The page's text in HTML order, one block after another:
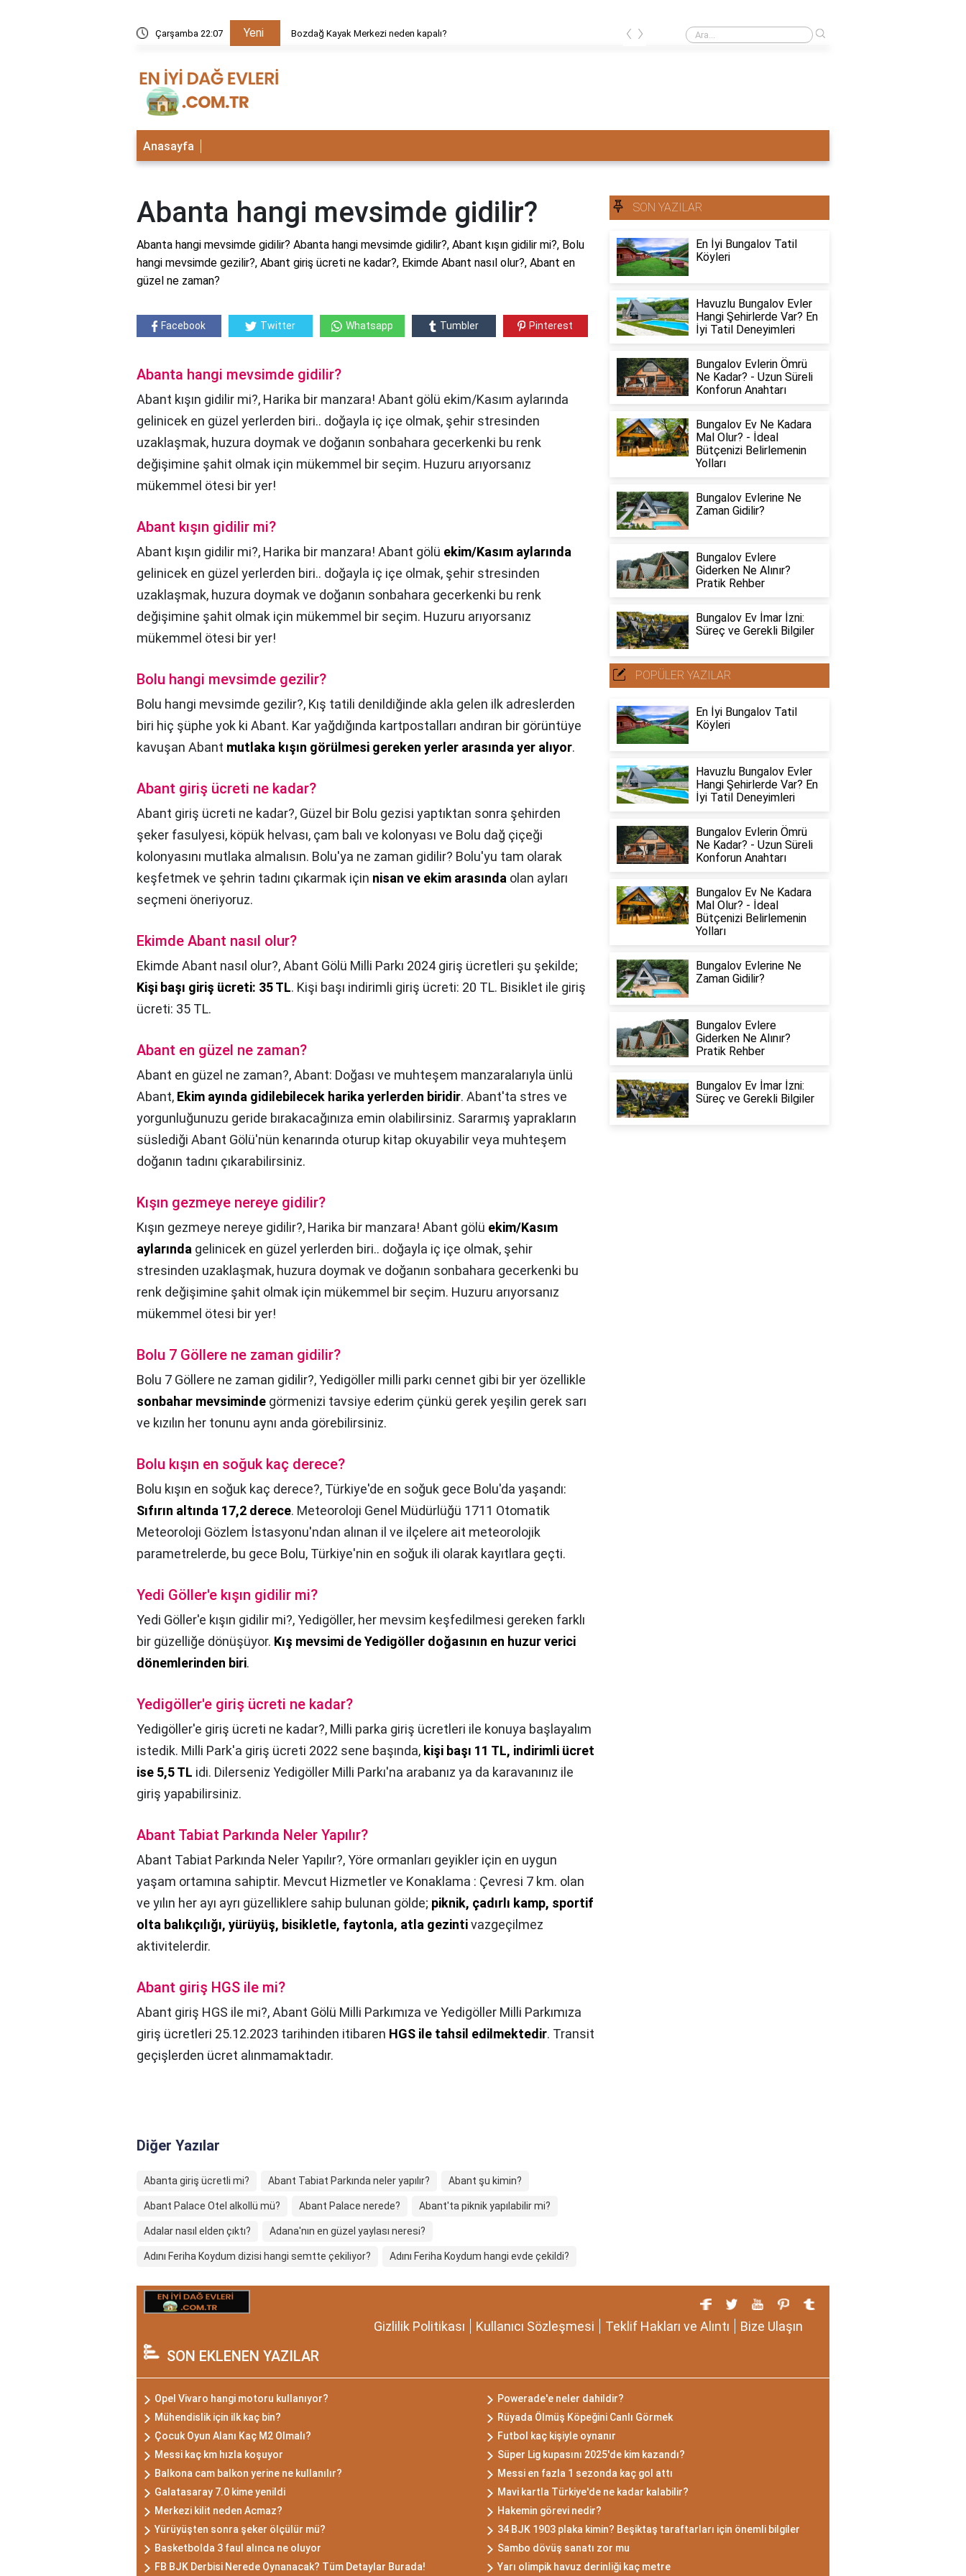
Çarşamba 22:07 Yeni Bursa İznik kim fethetti? Ahşap ev mi pahalı beton ev mi?
‹ ›
Anasayfa
Abanta hangi mevsimde gidilir?
Abanta hangi mevsimde gidilir? Abanta hangi mevsimde gidilir?, Abant kışın gidilir mi?, Bolu
hangi mevsimde gezilir?, Abant giriş ücreti ne kadar?, Ekimde Abant nasıl olur?, Abant en
güzel ne zaman?
Facebook Twitter Whatsapp Tumbler Pinterest
Abanta hangi mevsimde gidilir?
Abant kışın gidilir mi?, Harika bir manzara! Abant gölü ekim/Kasım aylarında
gelinicek en güzel yerlerden biri.. doğayla iç içe olmak, şehir stresinden
uzaklaşmak, huzura doymak ve doğanın sonbahara gecerkenki bu renk
değişimine şahit olmak için mükemmel bir seçim. Huzuru arıyorsanız
mükemmel ötesi bir yer!
Abant kışın gidilir mi?
Abant kışın gidilir mi?, Harika bir manzara! Abant gölü ekim/Kasım aylarında
gelinicek en güzel yerlerden biri.. doğayla iç içe olmak, şehir stresinden
uzaklaşmak, huzura doymak ve doğanın sonbahara gecerkenki bu renk
değişimine şahit olmak için mükemmel bir seçim. Huzuru arıyorsanız
mükemmel ötesi bir yer!
Bolu hangi mevsimde gezilir?
Bolu hangi mevsimde gezilir?, Kış tatili denildiğinde akla gelen ilk adreslerden
biri hiç şüphe yok ki Abant. Kar yağdığında kartpostalları andıran bir görüntüye
kavuşan Abant mutlaka kışın görülmesi gereken yerler arasında yer alıyor.
Abant giriş ücreti ne kadar?
Abant giriş ücreti ne kadar?, Güzel bir Bolu gezisi yaptıktan sonra şehirden
şeker fasulyesi, köpük helvası, çam balı ve kolonyası ve Bolu dağ çiçeği
kolonyasını mutlaka almalısın. Bolu'ya ne zaman gidilir? Bolu'yu tam olarak
keşfetmek ve şehrin tadını çıkarmak için nisan ve ekim arasında olan ayları
seçmeni öneriyoruz.
Ekimde Abant nasıl olur?
Ekimde Abant nasıl olur?,Abant Gölü Milli Parkı 2024 giriş ücretleri şu şekilde;
Kişi başı giriş ücreti: 35 TL. Kişi başı indirimli giriş ücreti: 20 TL. Bisiklet ile giriş
ücreti: 35 TL.
Abant en güzel ne zaman?
Abant en güzel ne zaman?,Abant: Doğası ve muhteşem manzaralarıyla ünlü
Abant, Ekim ayında gidilebilecek harika yerlerden biridir. Abant'ta stres ve
yorgunluğunuzu geride bırakacağınıza emin olabilirsiniz. Sararmış yaprakların
süslediği Abant Gölü'nün kenarında oturup kitap okuyabilir veya muhteşem
doğanın tadını çıkarabilirsiniz.
Kışın gezmeye nereye gidilir?
Kışın gezmeye nereye gidilir?, Harika bir manzara! Abant gölü ekim/Kasım
aylarında gelinicek en güzel yerlerden biri.. doğayla iç içe olmak, şehir
stresinden uzaklaşmak, huzura doymak ve doğanın sonbahara gecerkenki bu
renk değişimine şahit olmak için mükemmel bir seçim. Huzuru arıyorsanız
mükemmel ötesi bir yer!
Bolu 7 Göllere ne zaman gidilir?
Bolu 7 Göllere ne zaman gidilir?,Yedigöller milli parkı cennet gibi bir yer özellikle
sonbahar mevsiminde görmenizi tavsiye ederim çünkü gerek yeşilin gerek sarı
ve kızılın her tonunu aynı anda görebilirsiniz.
Bolu kışın en soğuk kaç derece?
Bolu kışın en soğuk kaç derece?, Türkiye'de en soğuk gece Bolu'da yaşandı:
Sıfırın altında 17,2 derece. Meteoroloji Genel Müdürlüğü 1711 Otomatik
Meteoroloji Gözlem İstasyonu'ndan alınan il ve ilçelere ait meteorolojik
parametrelerde, bu gece Bolu, Türkiye'nin en soğuk ili olarak kayıtlara geçti.
Yedi Göller'e kışın gidilir mi?
Yedi Göller'e kışın gidilir mi?,Yedigöller, her mevsim keşfedilmesi gereken farklı
bir güzelliğe dönüşüyor. Kış mevsimi de Yedigöller doğasının en huzur verici
dönemlerinden biri.
Yedigöller'e giriş ücreti ne kadar?
Yedigöller'e giriş ücreti ne kadar?, Milli parka giriş ücretleri ile konuya başlayalım
istedik. Milli Park'a giriş ücreti 2022 sene başında, kişi başı 11 TL, indirimli ücret
ise 5,5 TL idi. Dilerseniz Yedigöller Milli Parkı'na arabanız ya da karavanınız ile
giriş yapabilirsiniz.
Abant Tabiat Parkında Neler Yapılır?
Abant Tabiat Parkında Neler Yapılır?,Yöre ormanları geyikler için en uygun
yaşam ortamına sahiptir. Mevcut Hizmetler ve Konaklama : Çevresi 7 km. olan
ve yılın her ayı ayrı güzelliklere sahip bulunan gölde; piknik, çadırlı kamp, sportif
olta balıkçılığı, yürüyüş, bisikletle, faytonla, atla gezintivazgeçilmez
aktivitelerdir.
Abant giriş HGS ile mi?
Abant giriş HGS ile mi?,​Abant Gölü Milli Parkımıza ve Yedigöller Milli Parkımıza
giriş ücretleri 25.12.2023 tarihinden itibaren HGS ile tahsil edilmektedir. Transit
geçişlerden ücret alınmamaktadır.
Diğer Yazılar
Abanta giriş ücretli mi? Abant Tabiat Parkında neler yapılır? Abant şu kimin?
Abant Palace Otel alkollü mü? Abant Palace nerede? Abant'ta piknik yapılabilir mi?
Adalar nasıl elden çıktı? Adana'nın en güzel yaylası neresi?
Adını Feriha Koydum dizisi hangi semtte çekiliyor? Adını Feriha Koydum hangi evde çekildi?
SON YAZILAR
En İyi Bungalov Tatil
Köyleri
Havuzlu Bungalov Evler
Hangi Şehirlerde Var? En
İyi Tatil Deneyimleri
Bungalov Evlerin Ömrü
Ne Kadar? - Uzun Süreli
Konforun Anahtarı
Bungalov Ev Ne Kadara
Mal Olur? - İdeal
Bütçenizi Belirlemenin
Yolları
Bungalov Evlerine Ne
Zaman Gidilir?
Bungalov Evlere
Giderken Ne Alınır?
Pratik Rehber
Bungalov Ev İmar İzni:
Süreç ve Gerekli Bilgiler
POPÜLER YAZILAR
En İyi Bungalov Tatil
Köyleri
Havuzlu Bungalov Evler
Hangi Şehirlerde Var? En
İyi Tatil Deneyimleri
Bungalov Evlerin Ömrü
Ne Kadar? - Uzun Süreli
Konforun Anahtarı
Bungalov Ev Ne Kadara
Mal Olur? - İdeal
Bütçenizi Belirlemenin
Yolları
Bungalov Evlerine Ne
Zaman Gidilir?
Bungalov Evlere
Giderken Ne Alınır?
Pratik Rehber
Bungalov Ev İmar İzni:
Süreç ve Gerekli Bilgiler
Gizlilik Politikası Kullanıcı Sözleşmesi Teklif Hakları ve Alıntı Bize Ulaşın
SON EKLENEN YAZILAR
Opel Vivaro hangi motoru kullanıyor?
Powerade'e neler dahildir?
Mühendislik için ilk kaç bin?
Rüyada Ölmüş Köpeğini Canlı Görmek
Çocuk Oyun Alanı Kaç M2 Olmalı?
Futbol kaç kişiyle oynanır
Messi kaç km hızla koşuyor
Süper Lig kupasını 2025'de kim kazandı?
Balkona cam balkon yerine ne kullanılır?
Messi en fazla 1 sezonda kaç gol attı
Galatasaray 7.0 kime yenildi
Mavi kartla Türkiye'de ne kadar kalabilir?
Merkezi kilit neden Acmaz?
Hakemin görevi nedir?
Yürüyüşten sonra şeker ölçülür mü?
34 BJK 1903 plaka kimin? Beşiktaş taraftarları için önemli bilgiler
Basketbolda 3 faul alınca ne oluyor
Sambo dövüş sanatı zor mu
FB BJK Derbisi Nerede Oynanacak? Tüm Detaylar Burada!
Yarı olimpik havuz derinliği kaç metre